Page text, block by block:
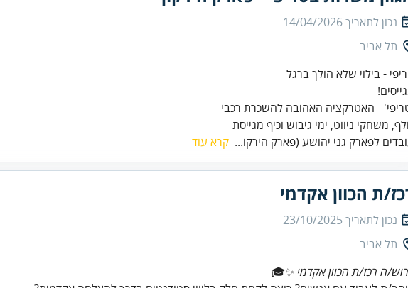
נכון לתאריך14/04/2026
תל אביב
משחקי ניווט, ימי גיבוש וכיף מגייסת
לפארק גני יהושע (פארק הירקו... קרא עוד
ת הכוון אקדמי
נכון לתאריך23/10/2025
תל אביב
ה רכז/ת הכוון אקדמי